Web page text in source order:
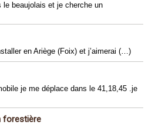
le beaujolais et je cherche un
en Ariège (Foix) et j’aimerai (…)
je me déplace dans le 41,18,45 .je
forestière